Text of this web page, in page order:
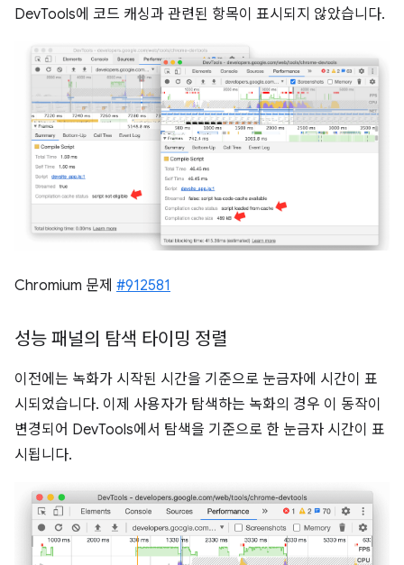
DevTools에 코드 캐싱과 관련된 항목이 표시되지 않았습니다.
Chromium 문제 #912581
성능 패널의 탐색 타이밍 정렬
이전에는 녹화가 시작된 시간을 기준으로 눈금자에 시간이 표
시되었습니다. 이제 사용자가 탐색하는 녹화의 경우 이 동작이
변경되어 DevTools에서 탐색을 기준으로 한 눈금자 시간이 표
시됩니다.